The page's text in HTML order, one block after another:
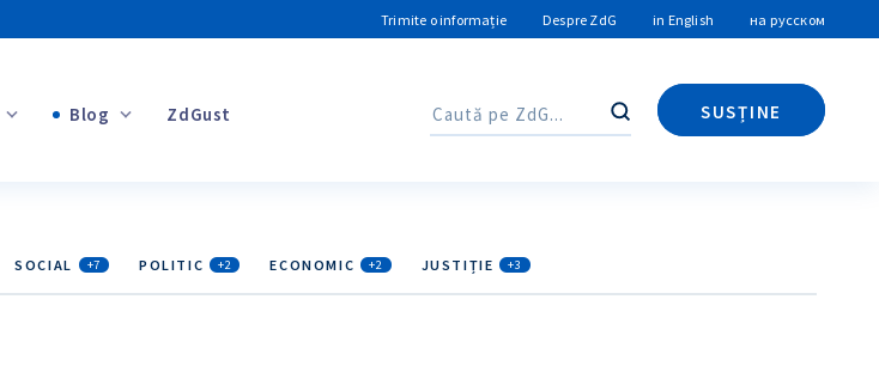
Trimite o informație Despre ZdG in English на русском
Blog ZdGust Caută
SUSȚINE
Caută
SOCIAL +7 POLITIC +2 ECONOMIC +2 JUSTIȚIE +3